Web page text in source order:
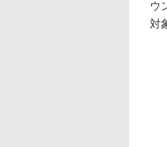
ウ
対